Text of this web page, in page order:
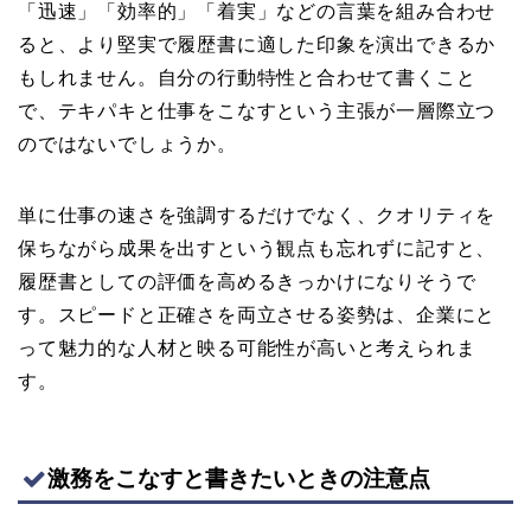
「迅速」「効率的」「着実」などの言葉を組み合わせ
ると、より堅実で履歴書に適した印象を演出できるか
もしれません。自分の行動特性と合わせて書くこと
で、テキパキと仕事をこなすという主張が一層際立つ
のではないでしょうか。
単に仕事の速さを強調するだけでなく、クオリティを
保ちながら成果を出すという観点も忘れずに記すと、
履歴書としての評価を高めるきっかけになりそうで
す。スピードと正確さを両立させる姿勢は、企業にと
って魅力的な人材と映る可能性が高いと考えられま
す。
激務をこなすと書きたいときの注意点